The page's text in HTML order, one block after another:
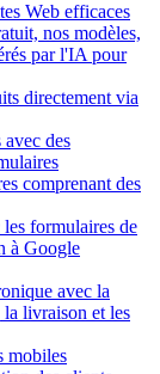
Web efficaces
nos modèles,
par l'IA pour
directement via
avec des
comprenant des
les formulaires de
à Google
avec la
la livraison et les
mobiles